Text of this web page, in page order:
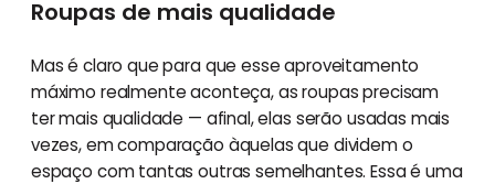
Roupas de mais qualidade
Mas é claro que para que esse aproveitamento
máximo realmente aconteça, as roupas precisam
ter mais qualidade — afinal, elas serão usadas mais
vezes, em comparação àquelas que dividem o
espaço com tantas outras semelhantes. Essa é uma